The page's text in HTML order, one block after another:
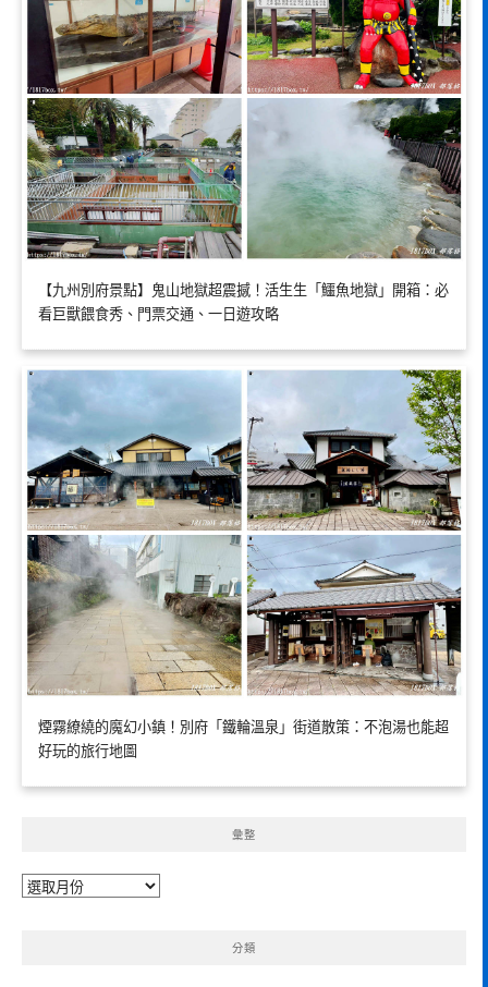
【九州別府景點】鬼山地獄超震撼！活生生「鱷魚地獄」開箱：必
看巨獸餵食秀、門票交通、一日遊攻略
煙霧繚繞的魔幻小鎮！別府「鐵輪溫泉」街道散策：不泡湯也能超
好玩的旅行地圖
彙整
彙
分類